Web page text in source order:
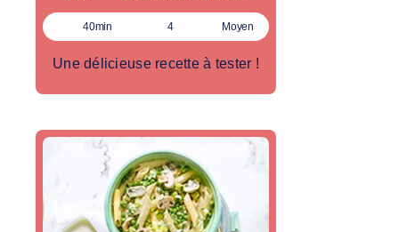
40min 4 Moyen
Une délicieuse recette à tester !